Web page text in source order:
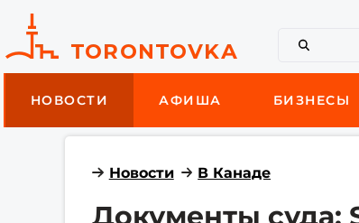
НОВОСТИ АФИША БИЗНЕСЫ
Новости В Канаде
Документы суда: